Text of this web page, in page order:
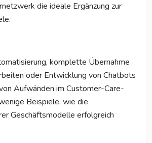
die ideale Ergänzung zur
komplette Übernahme
oder Entwicklung von Chatbots
Aufwänden im Customer-Care-
Beispiele, wie die
Geschäftsmodelle erfolgreich